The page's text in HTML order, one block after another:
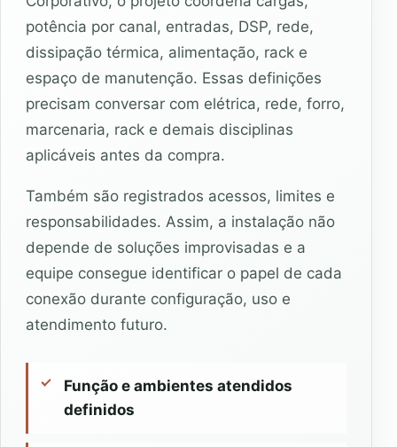
potência por canal, entradas, DSP, rede,
dissipação térmica, alimentação, rack e
espaço de manutenção. Essas definições
precisam conversar com elétrica, rede, forro,
marcenaria, rack e demais disciplinas
aplicáveis antes da compra.
Também são registrados acessos, limites e
responsabilidades. Assim, a instalação não
depende de soluções improvisadas e a
equipe consegue identificar o papel de cada
conexão durante configuração, uso e
atendimento futuro.
Função e ambientes atendidos
definidos